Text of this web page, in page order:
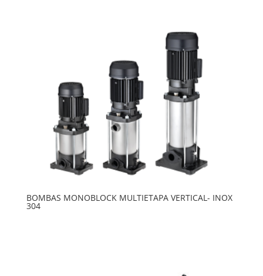
BOMBAS MONOBLOCK MULTIETAPA VERTICAL- INOX
304